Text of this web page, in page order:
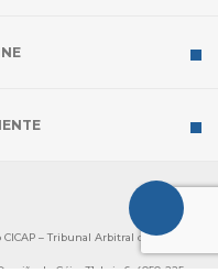
– Tribunal Arbitral de
de Góis, 31, Loja 6, 4050-225